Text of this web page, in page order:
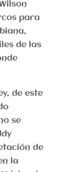
para
de las
de este
se
de
la